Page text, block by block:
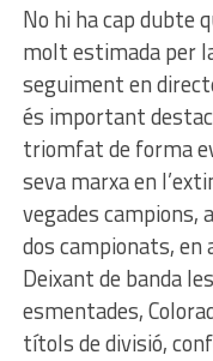
No hi ha cap dubte
molt estimada per
seguiment en
és important
triomfat de forma
seva marxa en
vegades campions,
dos campionats, en
Deixant de banda
esmentades,
títols de divisió,